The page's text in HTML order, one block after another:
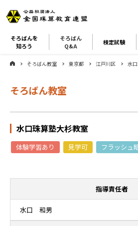
そろばんを
知ろう
そろばん
Q&A
検定試験
そろばん教室 東京都 江戸川区 水
そろばん教室
水口珠算塾大杉教室
体験学習あり 見学可 フラッシュ
指導責任者
水口 和男